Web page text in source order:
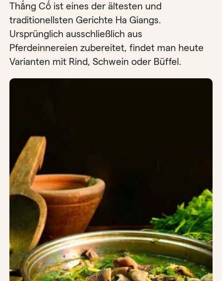
Thắng Cố ist eines der ältesten und
traditionellsten Gerichte Ha Giangs.
Ursprünglich ausschließlich aus
Pferdeinnereien zubereitet, findet man heute
Varianten mit Rind, Schwein oder Büffel.